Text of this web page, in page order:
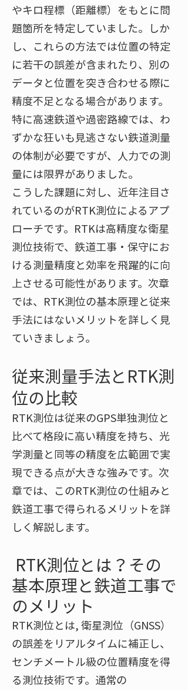
やキロ程標（距離標）をもとに問
題箇所を特定していました。しか
し、これらの方法では位置の特定
に若干の誤差が含まれたり、別の
データと位置を突き合わせる際に
精度不足となる場合があります。
特に高速鉄道や過密路線では、わ
ずかな狂いも見逃さない鉄道測量
の体制が必要ですが、人力での測
量には限界がありました。
こうした課題に対し、近年注目さ
れているのがRTK測位によるアプ
ローチです。RTKは高精度な衛星
測位技術で、鉄道工事・保守にお
ける測量精度と効率を飛躍的に向
上させる可能性があります。次章
では、RTK測位の基本原理と従来
手法にはないメリットを詳しく見
ていきましょう。
従来測量手法とRTK測
位の比較
RTK測位は従来のGPS単独測位と
比べて格段に高い精度を持ち、光
学測量と同等の精度を広範囲で実
現できる点が大きな強みです。次
章では、このRTK測位の仕組みと
鉄道工事で得られるメリットを詳
しく解説します。
RTK測位とは？その
基本原理と鉄道工事で
のメリット
RTK測位とは, 衛星測位（GNSS）
の誤差をリアルタイムに補正し、
センチメートル級の位置精度を得
る測位技術です。通常の